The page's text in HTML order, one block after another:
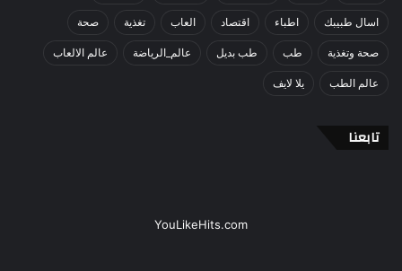
اسال طبيبك اطباء اقتصاد العاب تغذية صحة
صحة وتغذية طب طب بديل عالم_الرياضة عالم الالعاب
عالم الطب يلا لايف
تابعنا
YouLikeHits.com